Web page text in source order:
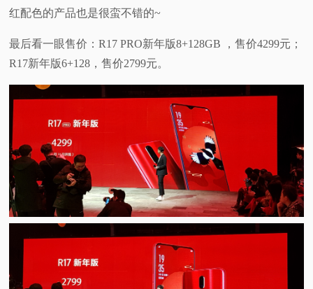
红配色的产品也是很蛮不错的~
最后看一眼售价：R17 PRO新年版8+128GB ，售价4299元；
R17新年版6+128，售价2799元。